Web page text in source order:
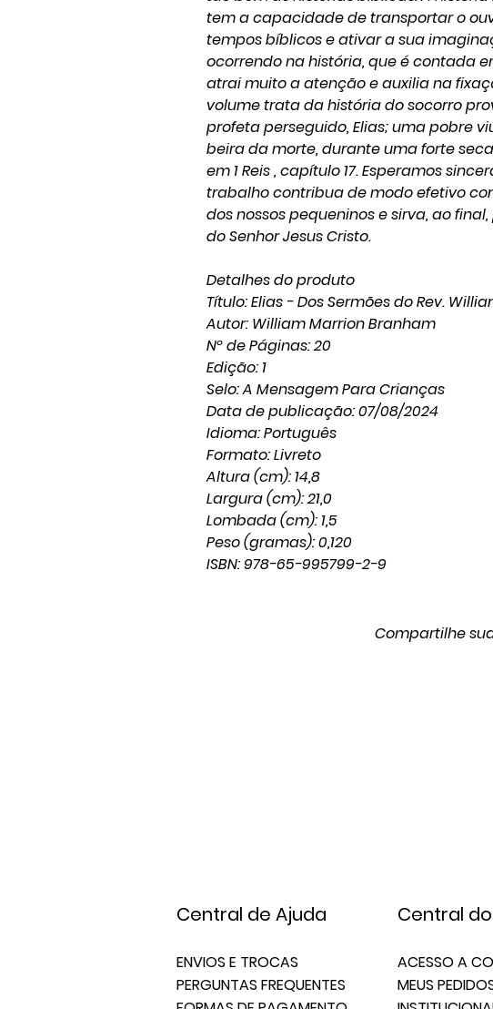
tem a capacidade de transportar o
tempos bíblicos e ativar a sua
ocorrendo na história, que é contada
atrai muito a atenção e auxilia na
volume trata da história do socorro
profeta perseguido, Elias; uma pobre
beira da morte, durante uma forte
em 1 Reis , capítulo 17. Esperamos
trabalho contribua de modo efetivo
dos nossos pequeninos e sirva, ao
do Senhor Jesus Cristo.
Detalhes do produto
Título: Elias - Dos Sermões do Rev.
Autor: William Marrion Branham
Nº de Páginas: 20
Edição: 1
Selo: A Mensagem Para Crianças
Data de publicação: 07/08/2024
Idioma: Português
Formato: Livreto
Altura (cm): 14,8
Largura (cm): 21,0
Lombada (cm): 1,5
Peso (gramas): 0,120
ISBN: 978-65-995799-2-9
Compartilhe
Central de Ajuda
ENVIOS E TROCAS
PERGUNTAS FREQUENTES
Central
ACESSO A
MEUS